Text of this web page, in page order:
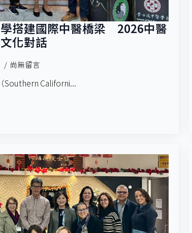
搭建國際中醫橋梁 2026中醫
化對話
尚無留言
Southern Californi...